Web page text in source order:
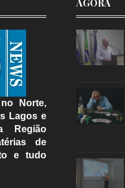
Norte,
Lagos e
Região
de
e tudo
AGORA